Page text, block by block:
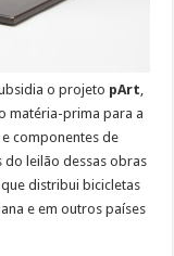
o projeto pArt,
matéria-prima para a
componentes de
do leilão dessas obras
que distribui bicicletas
e em outros países